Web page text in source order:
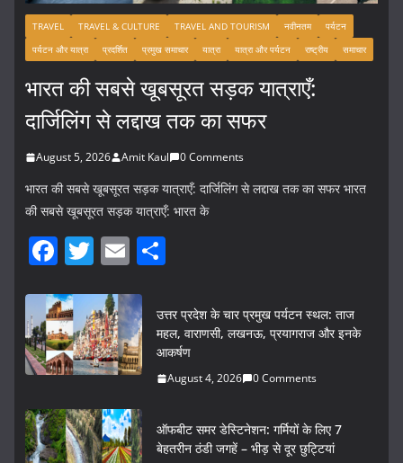
TRAVEL TRAVEL & CULTURE TRAVEL AND TOURISM नवीनतम
पर्यटन
पर्यटन और यात्रा
प्रदर्शित प्रमुख समाचार यात्रा यात्रा और पर्यटन राष्ट्रीय समाचार
भारत की सबसे खूबसूरत सड़क यात्राएँ:
दार्जिलिंग से लद्दाख तक का सफर
August 5, 2026 Amit Kaul 0 Comments
भारत की सबसे खूबसूरत सड़क यात्राएँ: दार्जिलिंग से लद्दाख तक का सफर भारत
की सबसे खूबसूरत सड़क यात्राएँ: भारत के
F
c
e
b
o
k
T
itt
er
E
ai
l
ar
e
उत्तर प्रदेश के चार प्रमुख पर्यटन स्थल: ताज
महल, वाराणसी, लखनऊ, प्रयागराज और इनके
आकर्षण
August 4, 2026 0 Comments
ऑफबीट समर डेस्टिनेशन: गर्मियों के लिए 7
बेहतरीन ठंडी जगहें – भीड़ से दूर छुट्टियां